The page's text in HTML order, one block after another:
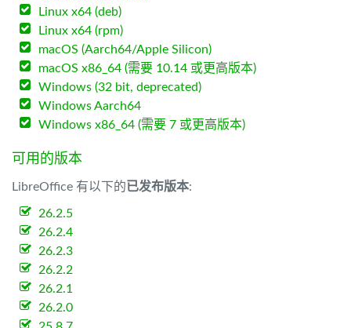
Linux x64 (deb)
Linux x64 (rpm)
macOS (Aarch64/Apple Silicon)
macOS x86_64 (需要 10.14 或更高版本)
Windows (32 bit, deprecated)
Windows Aarch64
Windows x86_64 (需要 7 或更高版本)
可用的版本
LibreOffice 有以下的已发布版本:
26.2.5
26.2.4
26.2.3
26.2.2
26.2.1
26.2.0